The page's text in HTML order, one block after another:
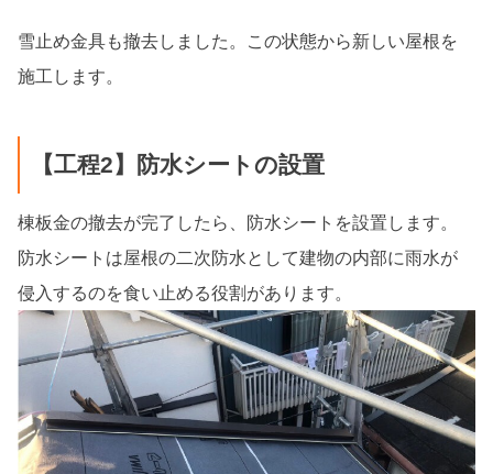
雪止め金具も撤去しました。この状態から新しい屋根を
施工します。
【工程2】防水シートの設置
棟板金の撤去が完了したら、防水シートを設置します。
防水シートは屋根の二次防水として建物の内部に雨水が
侵入するのを食い止める役割があります。